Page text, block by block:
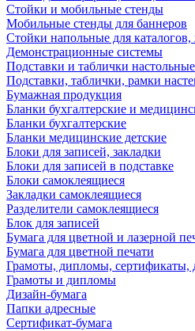
Стойки и мобильные стенды
Мобильные стенды для баннеров
Стойки напольные для
Демонстрационные системы
Подставки и таблички
Подставки, таблички, рамки
Бумажная продукция
Бланки бухгалтерские и
Бланки бухгалтерские
Бланки медицинские детские
Блоки для записей, закладки
Блоки для записей в подставке
Блоки самоклеящиеся
Закладки самоклеящиеся
Разделители самоклеящиеся
Блок для записей
Бумага для цветной и лазерной
Бумага для цветной печати
Грамоты, дипломы, сертификаты,
Грамоты и дипломы
Дизайн-бумага
Папки адресные
Сертификат-бумага